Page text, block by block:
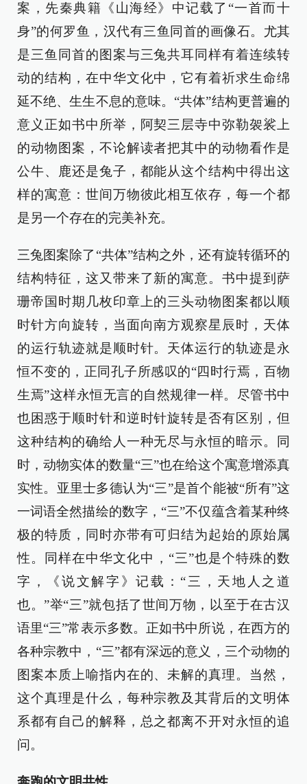
案，先秦典籍《山海经》中记载了“一首而十
身”的何罗鱼，汉代有三鱼同首的画像石。尤其
是三鱼同首的图案与三兔共耳同样有着连续转
动的结构，在中华文化中，它有着祈求生命绵
延不绝、生生不息的意味。“共体”结构更普遍的
意义正如书中所举，阿契三层寺中弥勒袈裟上
的动物图案，不论解读者把其中的动物看作是
公牛、鹿还是兔子，都能从这个结构中得出这
样的寓意：世间万物彼此相互依存，每一个都
是另一个存在的完美补充。
三兔图案除了“共体”结构之外，还有旋转循环的
结构特征，这又带来了新的寓意。书中提到萨
珊帝国时期几枚印章上的三头动物图案都以顺
时针方向旋转，当面向南方观察星辰时，天体
的运行轨迹就是顺时针。天体运行的轨迹是永
恒不变的，正同孔子所感叹的“四时行焉，百物
生焉”这样永恒无言的自然规律一样。尽管书中
也困惑于顺时针和逆时针旋转是否有区别，但
这种结构的确给人一种无尽与永恒的暗示。同
时，动物实体的数量“三”也在给这个寓意增添真
实性。亚里士多德认为“三”是首个能被“所有”这
一词语全然描绘的数字，“三”不仅蕴含着某种终
极的特质，同时亦带有可归结为起始的原始属
性。同样在中华文化中，“三”也是个特殊的数
字，《说文解字》记载：“三，天地人之道
也。”举“三”就包括了世间万物，以至于在古汉
语里“三”常表示多数。正如书中所说，在西方的
各种宗教中，“三”都有深远的意义，三个动物的
图案本质上喻指内在的、未解的真理。当然，
这个真理是什么，每种宗教及其背后的文明体
系都有自己的解释，总之都离不开对永恒的追
问。